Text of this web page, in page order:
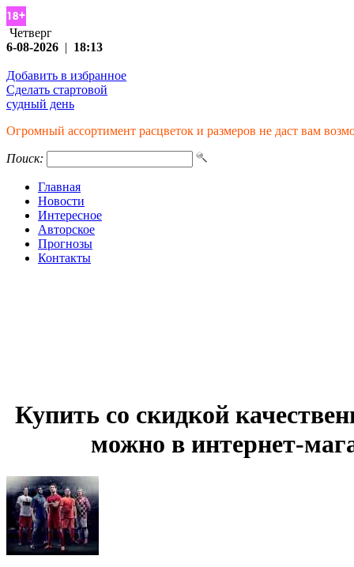
Четверг
6-08-2026 | 18:13
Добавить в избранное
Сделать стартовой
судный день
Огромный ассортимент расцветок и размеров не даст вам
Поиск:
Главная
Новости
Интересное
Авторское
Прогнозы
Контакты
Купить со скидкой
можно в интернет-